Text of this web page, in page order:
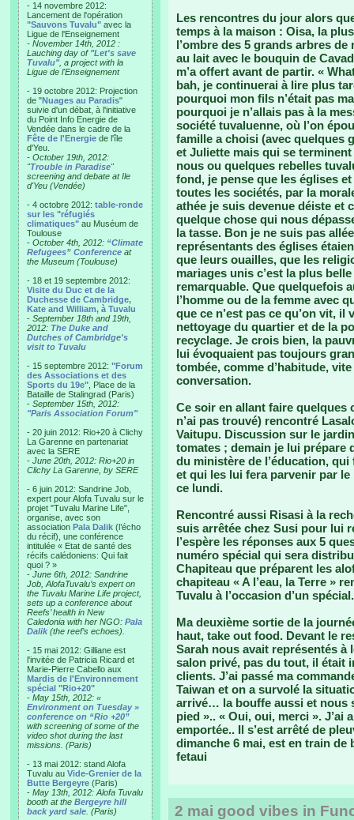
- 14 novembre 2012:
Lancement de l'opération
"Sauvons Tuvalu" avec la
Ligue de l'Enseignement
- November 14th, 2012 :
Lauching day of "Let's save
Tuvalu", a project with la
Ligue de l'Enseignement
- 19 octobre 2012: Projection
de "Nuages au Paradis"
suivie d'un débat, à l'initiative
du Point Info Energie de
Vendée dans le cadre de la
Fête de l'Energie de l'île
d'Yeu.
- October 19th, 2012:
"Trouble in Paradise"
screening and debate at Ile
d'Yeu (Vendée)
- 4 octobre 2012: table-ronde
sur les "réfugiés
climatiques" au Muséum de
Toulouse
- October 4th, 2012: “Climate
Refugees” Conference at
the Museum (Toulouse)
- 18 et 19 septembre 2012:
Visite du Duc et de la
Duchesse de Cambridge,
Kate and William, à Tuvalu
- September 18th and 19th,
2012: The Duke and
Dutches of Cambridge's
visit to Tuvalu
- 15 septembre 2012: "Forum
des Associations et des
Sports du 19e" , Place de la
Bataille de Stalingrad (Paris)
- September 15th, 2012:
"Paris Association Forum"
- 20 juin 2012: Rio+20 à Clichy
La Garenne en partenariat
avec la SERE
- June 20th, 2012: Rio+20 in
Clichy La Garenne, by SERE
- 6 juin 2012: Sandrine Job,
expert pour Alofa Tuvalu sur le
projet "Tuvalu Marine Life",
organise, avec son
association Pala Dalik (l’écho
du récif), une conférence
intitulée « Etat de santé des
récifs calédoniens: Qui fait
quoi ? »
- June 6th, 2012: Sandrine
Job, AlofaTuvalu’s expert on
the Tuvalu Marine Life project,
sets up a conference about
Reefs’ health in New
Caledonia with her NGO: Pala
Dalik (the reef’s echoes).
- 15 mai 2012: Gilliane est
l'invitée de Patricia Ricard et
Marie-Pierre Cabello aux
Mardis de l'Environnement
spécial "Rio+20"
- May 15th, 2012: «
Environment on Tuesday »
conference on “Rio +20”
with screening of some of the
video shot during the last
missions. (Paris)
- 13 mai 2012: stand Alofa
Tuvalu au Vide-Grenier de la
Butte Bergeyre (Paris)
- May 13th, 2012: Alofa Tuvalu
booth at the Bergeyre hill
back yard sale . (Paris)
Les rencontres du jour alors
temps à la maison : Oisa, la
l’ombre des 5 grands arbres
au lait avec le bouquin de
m’a offert avant de partir. «
bah, je continuerai à lire plus
pourquoi mon fils n’était pas
pourquoi je n’allais pas à la
société tuvaluenne, où l’on
famille a choisi (avec quelques
et Juliette mais qui se
nous ou quelques rebelles
fond, je pense que les églises
toutes les sociétés, par la
athée je suis devenue déiste et
quelque chose qui nous
la tasse. Bon je ne suis pas
représentants des églises
que leurs ouailles, que les
mariages unis c’est la plus
remarquable. Que quelquefois
l’homme ou de la femme avec
que ce n’est pas ce qu’on vit,
nettoyage du quartier et de la
recyclage. Je crois bien, la
lui évoquaient pas toujours
tombée, comme d’habitude,
conversation.
Ce soir en allant faire quelques
n’ai pas trouvé) rencontré
Vaitupu. Discussion sur le
tomates ; demain je lui prépare
du ministère de l’éducation,
et qui les lui fera parvenir par
ce lundi.
Rencontré aussi Risasi à la
suis arrêtée chez Susi pour lui
l’espère les réponses aux 5
numéro spécial qui sera
Chapiteau que préparent les
chapiteau « A l’eau, la Terre »
Tuvalu à l’occasion d’un
Ma deuxième sortie de la
haut, take out food. Devant le
Sarah nous avait représentés à
salon privé, pas du tout, il était
clients. J’ai passé ma
Taiwan et on a survolé la
arrivé… la bouffe aussi et nous
pied ».. « Oui, oui, merci ». J’ai
emportée.. Il s’est arrêté de
dimanche 6 mai, est en train
fetaui
2 mai good vibes in